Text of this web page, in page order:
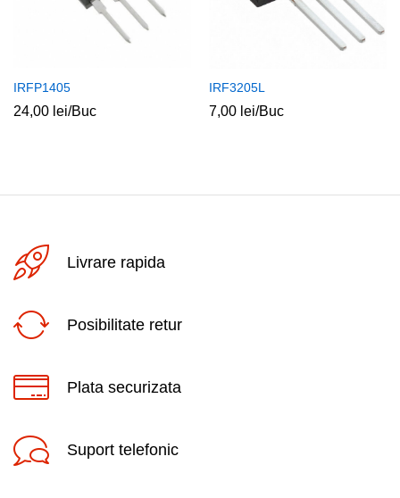
IRFP1405
24,00 lei/Buc
IRF3205L
7,00 lei/Buc
Livrare rapida
Posibilitate retur
Plata securizata
Suport telefonic